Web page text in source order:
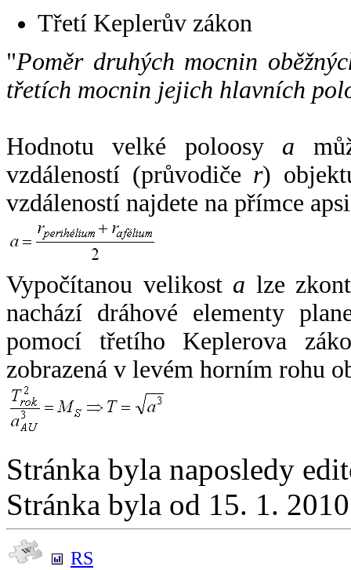
Třetí Keplerův zákon
"Poměr druhých mocnin
třetích mocnin jejich hlavních
Hodnotu velké poloosy a
vzdáleností (průvodiče r)
vzdáleností najdete na přímce
Vypočítanou velikost a lze
nachází dráhové elementy
pomocí třetího Keplerova
zobrazená v levém horním rohu
Stránka byla naposledy
Stránka byla od 15. 1.
RS